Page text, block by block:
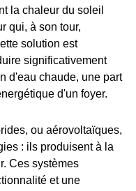
la chaleur du soleil
qui, à son tour,
solution est
significativement
d'eau chaude, une part
d'un foyer.
ou aérovoltaïques,
: ils produisent à la
Ces systèmes
et une